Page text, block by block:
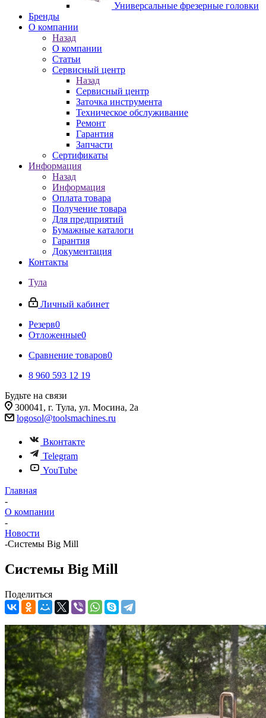
Универсальные фрезерные головки
Бренды
O компании
Назад
O компании
Статьи
Сервисный центр
Назад
Сервисный центр
Заточка инструмента
Техническое обслуживание
Ремонт
Гарантия
Запчасти
Сертификаты
Информация
Назад
Информация
Оплата товара
Получение товара
Для предприятий
Бумажные каталоги
Гарантия
Документация
Контакты
Тула
Личный кабинет
Резерв0
Отложенные0
Сравнение товаров0
8 960 593 12 19
Будьте на связи
300041, г. Тула, ул. Мосина, 2а
logosol@toolsmachines.ru
Вконтакте
Telegram
YouTube
Главная
-
О компании
-
Новости
-Системы Big Mill
Системы Big Mill
Поделиться